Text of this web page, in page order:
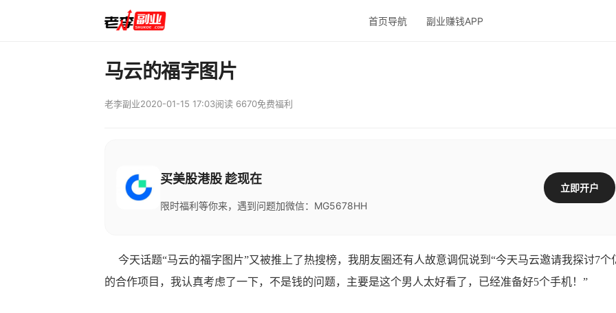
首页导航 副业赚钱APP
马云的福字图片
老李副业2020-01-15 17:03阅读 6670免费福利
买美股港股 趁现在
限时福利等你来，遇到问题加微信：MG5678HH
立即开户
今天话题“马云的福字图片”又被推上了热搜榜，我朋友圈还有人故意调侃说到“今天马云邀请我探讨7个
的合作项目，我认真考虑了一下，不是钱的问题，主要是这个男人太好看了，已经准备好5个手机！”